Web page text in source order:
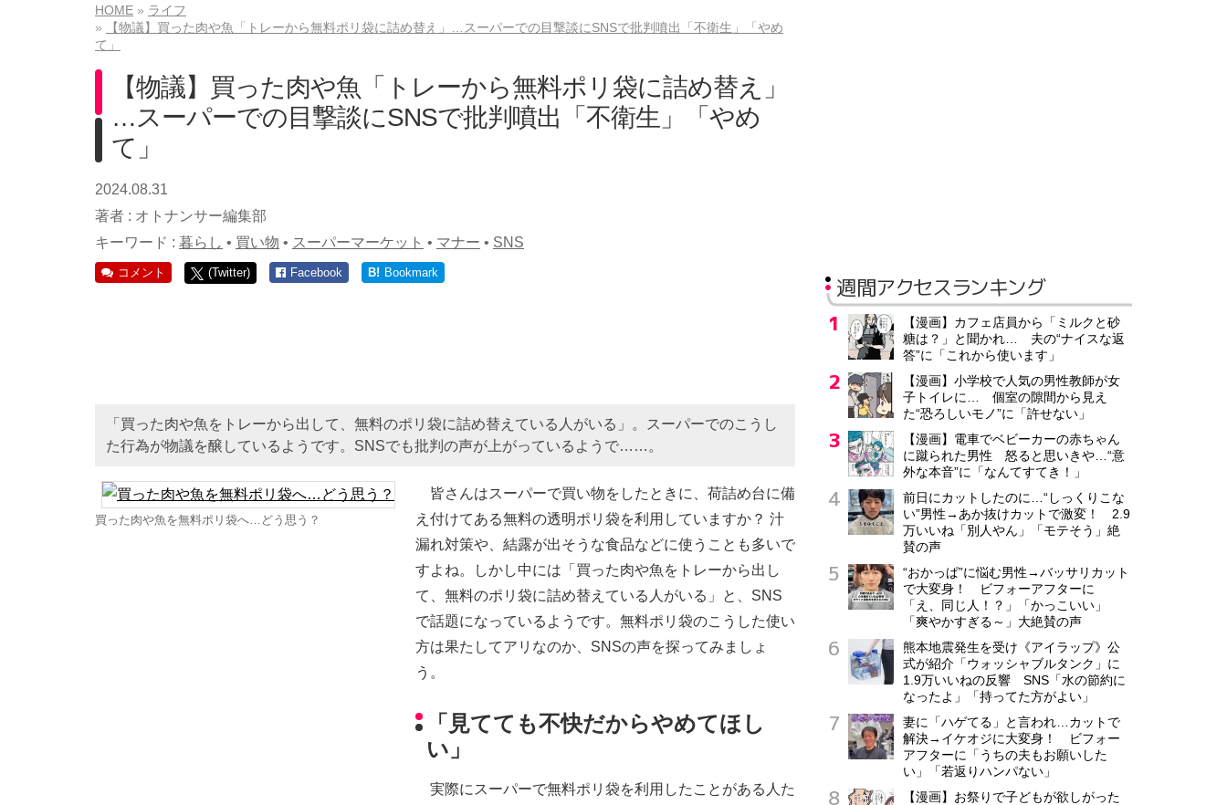
HOME
ライフ
【物議】買った肉や魚「トレーから無料ポリ袋に詰め替え」…スーパーでの目撃談にSNSで批判噴出「不衛生」「やめ
て」
【物議】買った肉や魚「トレーから無料ポリ袋に詰め替え」
…スーパーでの目撃談にSNSで批判噴出「不衛生」「やめ
て」
2024.08.31
著者 : オトナンサー編集部
キーワード : 暮らし • 買い物 • スーパーマーケット • マナー • SNS
コメント (Twitter) Facebook B! Bookmark
「買った肉や魚をトレーから出して、無料のポリ袋に詰め替えている人がいる」。スーパーでのこうし
た行為が物議を醸しているようです。SNSでも批判の声が上がっているようで……。
買った肉や魚を無料ポリ袋へ…どう思う？
皆さんはスーパーで買い物をしたときに、荷詰め台に備
え付けてある無料の透明ポリ袋を利用していますか？ 汁
漏れ対策や、結露が出そうな食品などに使うことも多いで
すよね。しかし中には「買った肉や魚をトレーから出し
て、無料のポリ袋に詰め替えている人がいる」と、SNS
で話題になっているようです。無料ポリ袋のこうした使い
方は果たしてアリなのか、SNSの声を探ってみましょ
う。
「見てても不快だからやめてほし
い」
実際にスーパーで無料ポリ袋を利用したことがある人た
週間アクセスランキング
【漫画】カフェ店員から「ミルクと砂
糖は？」と聞かれ… 夫の“ナイスな返
答”に「これから使います」
【漫画】小学校で人気の男性教師が女
子トイレに… 個室の隙間から見え
た“恐ろしいモノ”に「許せない」
【漫画】電車でベビーカーの赤ちゃん
に蹴られた男性 怒ると思いきや…“意
外な本音”に「なんてすてき！」
前日にカットしたのに…“しっくりこな
い”男性→あか抜けカットで激変！ 2.9
万いいね「別人やん」「モテそう」絶
賛の声
“おかっぱ”に悩む男性→バッサリカット
で大変身！ ビフォーアフターに
「え、同じ人！？」「かっこいい」
「爽やかすぎる～」大絶賛の声
熊本地震発生を受け《アイラップ》公
式が紹介「ウォッシャブルタンク」に
1.9万いいねの反響 SNS「水の節約に
なったよ」「持ってた方がよい」
妻に「ハゲてる」と言われ…カットで
解決→イケオジに大変身！ ビフォー
アフターに「うちの夫もお願いした
い」「若返りハンパない」
【漫画】お祭りで子どもが欲しがった